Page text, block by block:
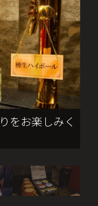
をお楽しみく